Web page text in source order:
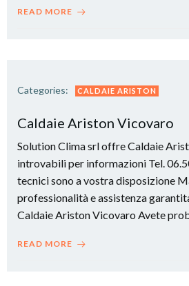
READ MORE
Categories: CALDAIE ARISTON
Caldaie Ariston Vicovaro
Solution Clima srl offre Caldaie
introvabili per informazioni Tel.
tecnici sono a vostra disposizione
professionalità e assistenza
Caldaie Ariston Vicovaro Avete
READ MORE